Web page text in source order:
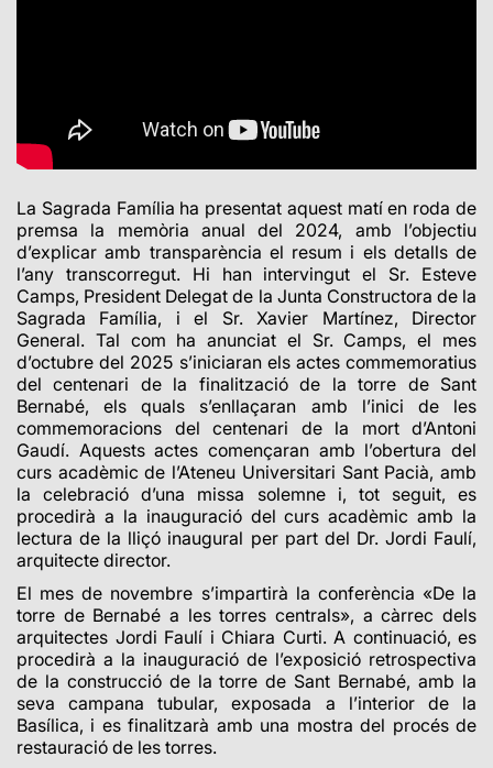
La Sagrada Família ha presentat aquest matí en roda de
premsa la memòria anual del 2024, amb l’objectiu
d’explicar amb transparència el resum i els detalls de
l’any transcorregut. Hi han intervingut el Sr. Esteve
Camps, President Delegat de la Junta Constructora de la
Sagrada Família, i el Sr. Xavier Martínez, Director
General. Tal com ha anunciat el Sr. Camps, el mes
d’octubre del 2025 s’iniciaran els actes commemoratius
del centenari de la finalització de la torre de Sant
Bernabé, els quals s’enllaçaran amb l’inici de les
commemoracions del centenari de la mort d’Antoni
Gaudí. Aquests actes començaran amb l’obertura del
curs acadèmic de l’Ateneu Universitari Sant Pacià, amb
la celebració d’una missa solemne i, tot seguit, es
procedirà a la inauguració del curs acadèmic amb la
lectura de la lliçó inaugural per part del Dr. Jordi Faulí,
arquitecte director.
El mes de novembre s’impartirà la conferència «De la
torre de Bernabé a les torres centrals», a càrrec dels
arquitectes Jordi Faulí i Chiara Curti. A continuació, es
procedirà a la inauguració de l’exposició retrospectiva
de la construcció de la torre de Sant Bernabé, amb la
seva campana tubular, exposada a l’interior de la
Basílica, i es finalitzarà amb una mostra del procés de
restauració de les torres.